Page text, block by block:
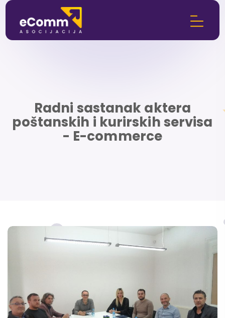
Radni sastanak aktera
poštanskih i kurirskih servisa
- E-commerce